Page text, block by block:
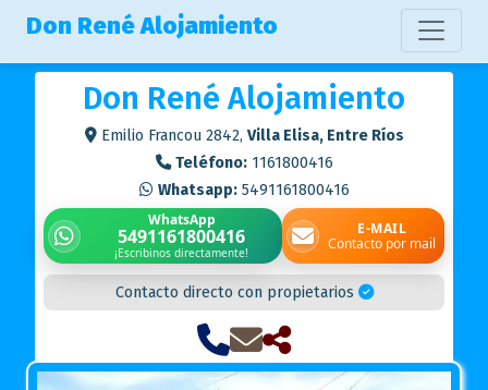
Don René Alojamiento
Don René Alojamiento
Emilio Francou 2842, Villa Elisa, Entre Ríos
Teléfono:1161800416
Whatsapp:5491161800416
WhatsApp
5491161800416
¡Escribinos directamente!
E-MAIL
Contacto por mail
Contacto directo con propietarios